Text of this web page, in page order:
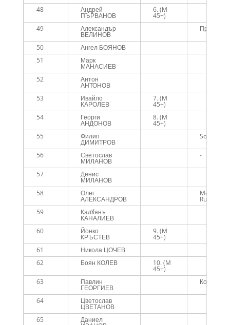
48
Андрей
ПЪРВАНОВ
6. (M
45+)
49
Александър
ВЕЛИНОВ
ПроШото
50
Ангел БОЯНОВ
51
Марк
МАНАСИЕВ
52
Антон
АНТОНОВ
53
Ивайло
КАРОЛЕВ
7. (M
45+)
54
Георги
АНДОНОВ
8. (M
45+)
55
Филип
ДИМИТРОВ
SoldierFit
56 Светослав
МИЛАНОВ
-
57 Денис
МИЛАНОВ
58
Олег
АЛЕКСАНДРОВ
Montana
Run
59
Калꙋянъ
КАНАЛИЕВ
60
Йонко
КРЪСТЕВ
9. (M
45+)
61
Никола ЦОЧЕВ
62
Боян КОЛЕВ 10. (M
45+)
63
Павлин
ГЕОРГИЕВ
Коренче
64 Цветослав
ЦВЕТАНОВ
65
Даниел